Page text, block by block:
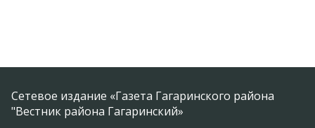
Сетевое издание «Газета Гагаринского района
"Вестник района Гагаринский»